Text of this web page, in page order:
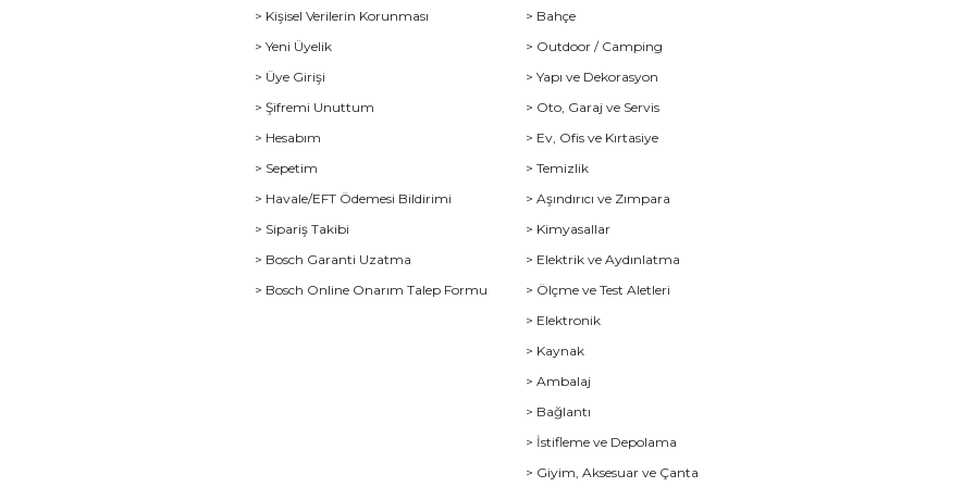
> Kişisel Verilerin Korunması
> Yeni Üyelik
> Üye Girişi
> Şifremi Unuttum
> Hesabım
> Sepetim
> Havale/EFT Ödemesi Bildirimi
> Sipariş Takibi
> Bosch Garanti Uzatma
> Bosch Online Onarım Talep Formu
> Bahçe
> Outdoor / Camping
> Yapı ve Dekorasyon
> Oto, Garaj ve Servis
> Ev, Ofis ve Kırtasiye
> Temizlik
> Aşındırıcı ve Zımpara
> Kimyasallar
> Elektrik ve Aydınlatma
> Ölçme ve Test Aletleri
> Elektronik
> Kaynak
> Ambalaj
> Bağlantı
> İstifleme ve Depolama
> Giyim, Aksesuar ve Çanta